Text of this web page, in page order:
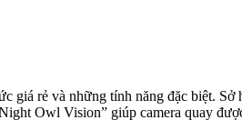
rẻ và những tính năng đặc biệt.
Owl Vision” giúp camera quay